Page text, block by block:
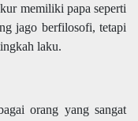
memiliki papa seperti
jago berfilosofi, tetapi
laku.
orang yang sangat